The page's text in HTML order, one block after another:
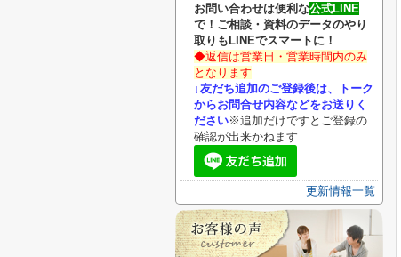
お問い合わせは便利な公式LINE
で ！ ご相談・資料のデータのやり
取りもLINEでスマートに！
◆返信は営業日・営業時間内のみ
となります
↓友だち追加のご登録後は、トーク
からお問合せ内容などをお送りく
ださい※追加だけですとご登録の
確認が出来かねます
更新情報一覧